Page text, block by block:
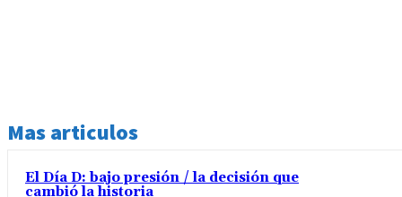
Mas articulos
El Día D: bajo presión / la decisión que
cambió la historia